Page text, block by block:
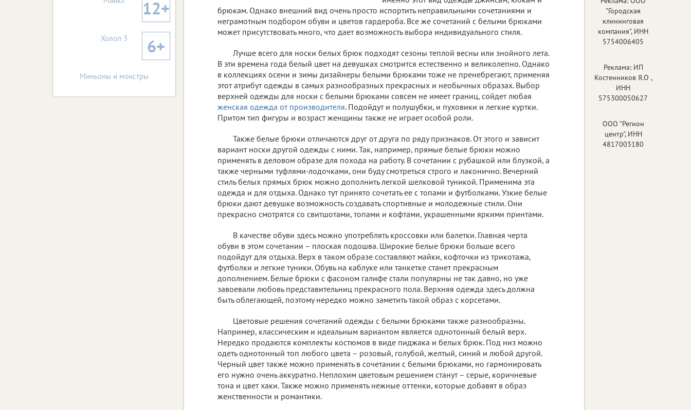
брюкам. Однако внешний вид очень просто испортить неправильными сочетаниями и
неграмотным подбором обуви и цветов гардероба. Все же сочетаний с белыми брюками
может присутствовать много, что дает возможность выбора индивидуального стиля.
Лучше всего для носки белых брюк подходят сезоны теплой весны или знойного лета.
В эти времена года белый цвет на девушках смотрится естественно и великолепно. Однако
в коллекциях осени и зимы дизайнеры белыми брюками тоже не пренебрегают, применяя
этот атрибут одежды в самых разнообразных прекрасных и необычных образах. Выбор
верхней одежды для носки с белыми брюками совсем не имеет границ, сойдет любая
женская одежда от производителя. Подойдут и полушубки, и пуховики и легкие куртки.
Притом тип фигуры и возраст женщины также не играет особой роли.
Также белые брюки отличаются друг от друга по ряду признаков. От этого и зависит
вариант носки другой одежды с ними. Так, например, прямые белые брюки можно
применять в деловом образе для похода на работу. В сочетании с рубашкой или блузкой, а
также черными туфлями-лодочками, они буду смотреться строго и лаконично. Вечерний
стиль белых прямых брюк можно дополнить легкой шелковой туникой. Применима эта
одежда и для отдыха. Однако тут принято сочетать ее с топами и футболками. Узкие белые
брюки дают девушке возможность создавать спортивные и молодежные стили. Они
прекрасно смотрятся со свитшотами, топами и кофтами, украшенными яркими принтами.
В качестве обуви здесь можно употреблять кроссовки или балетки. Главная черта
обуви в этом сочетании – плоская подошва. Широкие белые брюки больше всего
подойдут для отдыха. Верх в таком образе составляют майки, кофточки из трикотажа,
футболки и легкие туники. Обувь на каблуке или танкетке станет прекрасным
дополнением. Белые брюки с фасоном галифе стали популярны не так давно, но уже
завоевали любовь представительниц прекрасного пола. Верхняя одежда здесь должна
быть облегающей, поэтому нередко можно заметить такой образ с корсетами.
Цветовые решения сочетаний одежды с белыми брюками также разнообразны.
Например, классическим и идеальным вариантом является однотонный белый верх.
Нередко продаются комплекты костюмов в виде пиджака и белых брюк. Под низ можно
одеть однотонный топ любого цвета – розовый, голубой, желтый, синий и любой другой.
Черный цвет также можно применять в сочетании с белыми брюками, но гармонировать
его нужно очень аккуратно. Неплохим цветовым решением станут – серые, коричневые
тона и цвет хаки. Также можно применять нежные оттенки, которые добавят в образ
женственности и романтики.
12+
Холоп 3 6+
Миньоны и монстры
"Городская
клининговая
компания", ИНН
5754006405
Реклама: ИП
Костенников Я.О ,
ИНН
575300050627
ООО "Регион
центр", ИНН
4817003180